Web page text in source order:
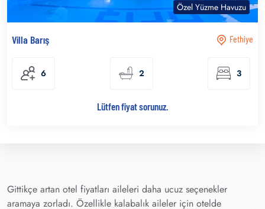
Özel Yüzme Havuzu
Fethiye
Villa Barış
6 2 3
Lütfen fiyat sorunuz.
Gittikçe artan otel fiyatları aileleri daha ucuz seçenekler
aramaya zorladı. Özellikle kalabalık aileler için otelde